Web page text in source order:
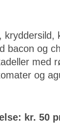
kryddersild,
bacon og
med
og
kr. 50